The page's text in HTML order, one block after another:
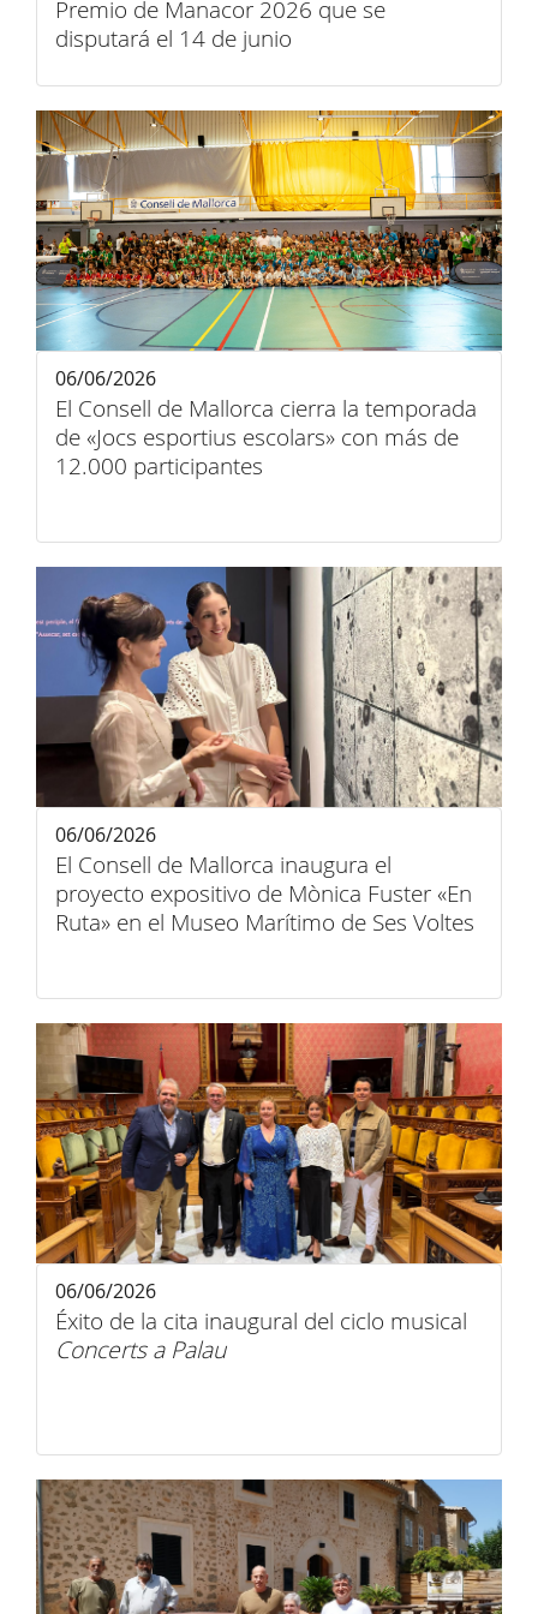
Premio de Manacor 2026 que se
disputará el 14 de junio
El Consell de Mallorca cierra la temporada
de «Jocs esportius escolars» con más de
12.000 participantes
06/06/2026
El Consell de Mallorca inaugura el
proyecto expositivo de Mònica Fuster «En
Ruta» en el Museo Marítimo de Ses Voltes
06/06/2026
Éxito de la cita inaugural del ciclo musical
Concerts a Palau
06/06/2026